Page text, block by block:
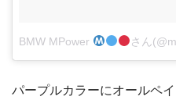
BMW MPower さん
パープルカラーにオールペ